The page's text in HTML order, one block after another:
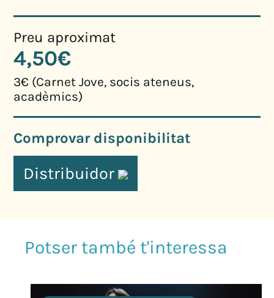
Preu aproximat
4,50€
3€ (Carnet Jove, socis ateneus,
acadèmics)
Comprovar disponibilitat
Distribuidor